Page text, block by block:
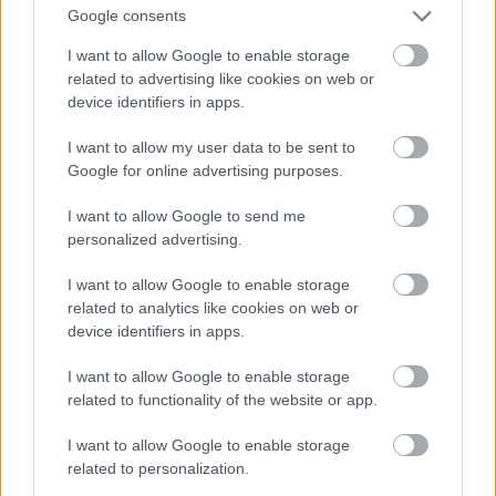
Google consents
I want to allow Google to enable storage
related to advertising like cookies on web or
device identifiers in apps.
I want to allow my user data to be sent to
Google for online advertising purposes.
I want to allow Google to send me
personalized advertising.
I want to allow Google to enable storage
related to analytics like cookies on web or
device identifiers in apps.
I want to allow Google to enable storage
related to functionality of the website or app.
I want to allow Google to enable storage
related to personalization.
Mīļotajam cilvēkam šo
šķietami nevainīgās
dāvanas attiecībās var
asaras
Masaki mijis gredzenus
ar mīļoto – kāzās
skaista latviešu
Atcelt Ziņot